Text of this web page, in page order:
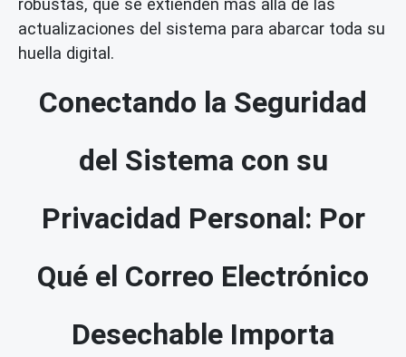
robustas, que se extienden más allá de las
actualizaciones del sistema para abarcar toda su
huella digital.
Conectando la Seguridad
del Sistema con su
Privacidad Personal: Por
Qué el Correo Electrónico
Desechable Importa